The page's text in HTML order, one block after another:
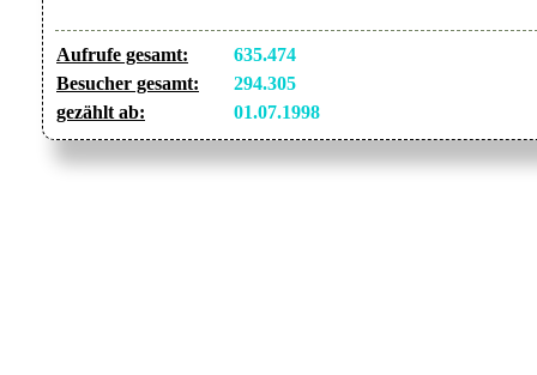
Aufrufe gesamt:
635.474
Besucher gesamt:
294.305
gezählt ab:
01.07.1998